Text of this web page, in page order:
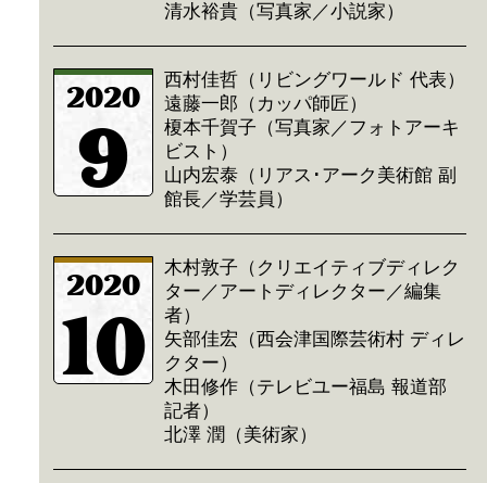
清水裕貴（写真家／小説家）
2020
9
西村佳哲（リビングワールド 代表）
遠藤一郎（カッパ師匠）
榎本千賀子（写真家／フォトアーキ
ビスト）
山内宏泰（リアス･アーク美術館 副
館長／学芸員）
2020
10
木村敦子（クリエイティブディレク
ター／アートディレクター／編集
者）
矢部佳宏（西会津国際芸術村 ディレ
クター）
木田修作（テレビユー福島 報道部
記者）
北澤 潤（美術家）